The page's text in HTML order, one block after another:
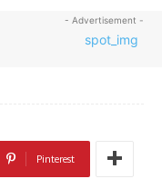
- Advertisement -
Pinterest